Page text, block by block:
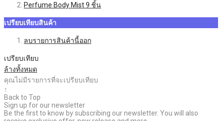
Perfume Body Mist9 ชิ้น
เปรียบเทียบสินค้า
ลบรายการสินค้านี้ออก
เปรียบเทียบ
ล้างทั้งหมด
คุณไม่มีรายการที่จะเปรียบเทียบ
↑
Back to Top
Sign up for our newsletter
Be the first to know by subscribing our newsletter. You will also